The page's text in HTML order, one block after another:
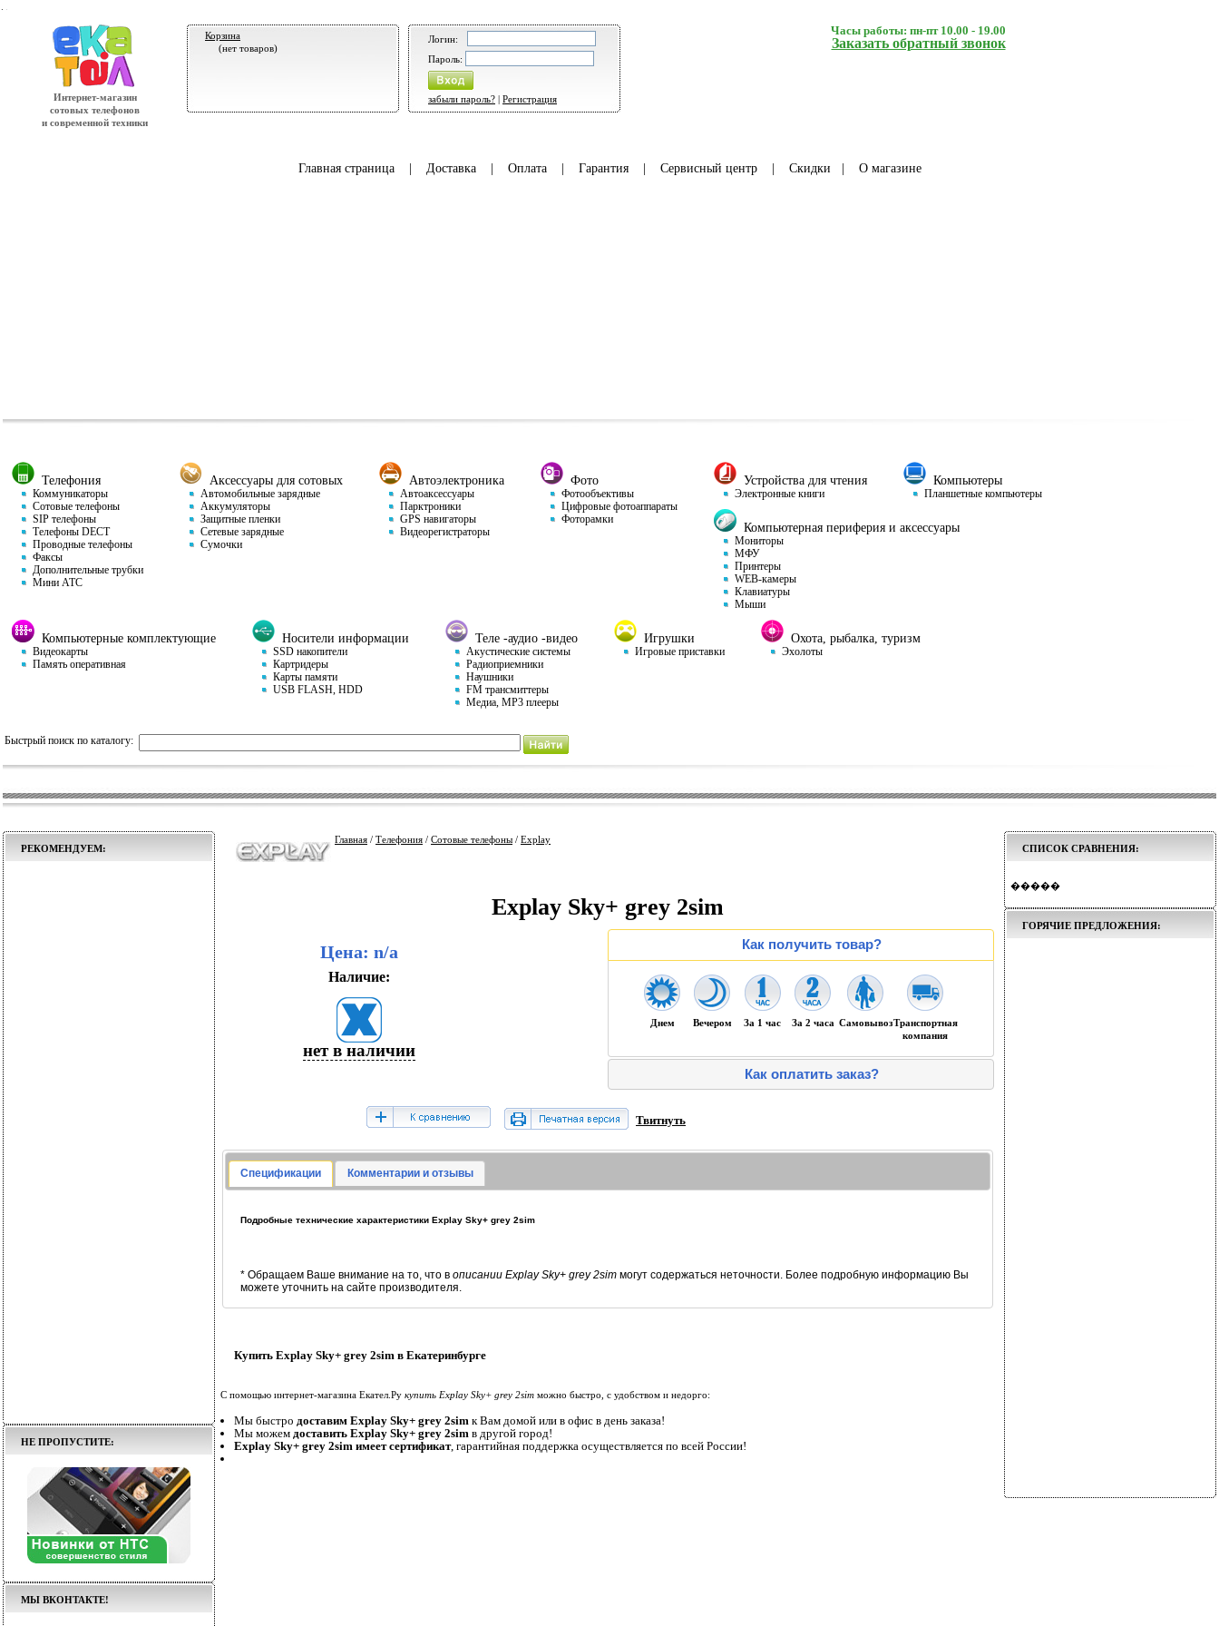
Интернет-магазин
сотовых телефонов
и современной техники
Корзина
(нет товаров)
Логин:
Пароль:
забыли пароль? | Регистрация
Часы работы: пн-пт 10.00 - 19.00
Заказать обратный звонок
Главная страница| Доставка| Оплата| Гарантия| Сервисный центр| Скидки О магазине
Телефония
Коммуникаторы
Сотовые телефоны
SIP телефоны
Телефоны DECT
Проводные телефоны
Факсы
Дополнительные трубки
Мини АТС
Аксессуары для сотовых
Автомобильные зарядные
Аккумуляторы
Защитные пленки
Сетевые зарядные
Сумочки
Автоэлектроника
Автоаксессуары
Парктроники
GPS навигаторы
Видеорегистраторы
Фото
Фотообъективы
Цифровые фотоаппараты
Фоторамки
Устройства для чтения
Электронные книги
Компьютеры
Планшетные компьютеры
Компьютерная периферия и аксессуары
Мониторы
МФУ
Принтеры
WEB-камеры
Клавиатуры
Мыши
Компьютерные комплектующие
Видеокарты
Память оперативная
Носители информации
SSD накопители
Картридеры
Карты памяти
USB FLASH, HDD
Теле -аудио -видео
Акустические системы
Радиоприемники
Наушники
FM трансмиттеры
Медиа, MP3 плееры
Игрушки
Игровые приставки
Охота, рыбалка, туризм
Эхолоты
Быстрый поиск по каталогу:
РЕКОМЕНДУЕМ:
НЕ ПРОПУСТИТЕ:
МЫ ВКОНТАКТЕ!
Главная / Телефония / Сотовые телефоны / Explay
Explay Sky+ grey 2sim
Цена: n/a
Наличие:
нет в наличии
Как получить товар?
Днем Вечером За 1 час За 2 часа СамовывозТранспортная
компания
Как оплатить заказ?
Твитнуть
Спецификации Комментарии и отзывы
Подробные технические характеристики Explay Sky+ grey 2sim
* Обращаем Ваше внимание на то, что вописании Explay Sky+ grey 2sim могут содержаться неточности. Более подробную информацию Вы
можете уточнить на сайте производителя.
Купить Explay Sky+ grey 2sim в Екатеринбурге
С помощью интернет-магазина Екател.Ру купить Explay Sky+ grey 2sim можно быстро, с удобством и недорго:
Мы быстро доставим Explay Sky+ grey 2sim к Вам домой или в офис в день заказа!
Мы можем доставить Explay Sky+ grey 2sim в другой город!
Explay Sky+ grey 2sim имеет сертификат, гарантийная поддержка осуществляется по всей России!
СПИСОК СРАВНЕНИЯ:
�����
ГОРЯЧИЕ ПРЕДЛОЖЕНИЯ: